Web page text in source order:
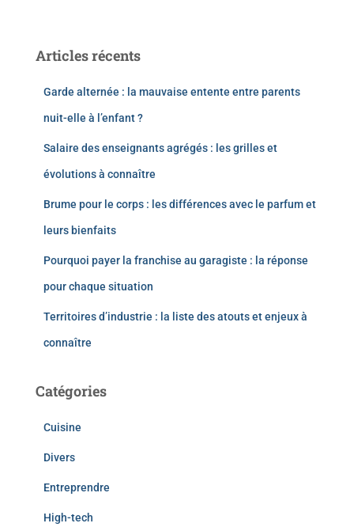
Articles récents
Garde alternée : la mauvaise entente entre parents
nuit-elle à l’enfant ?
Salaire des enseignants agrégés : les grilles et
évolutions à connaître
Brume pour le corps : les différences avec le parfum et
leurs bienfaits
Pourquoi payer la franchise au garagiste : la réponse
pour chaque situation
Territoires d’industrie : la liste des atouts et enjeux à
connaître
Catégories
Cuisine
Divers
Entreprendre
High-tech